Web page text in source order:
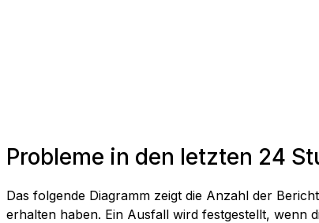
Probleme in den letzten 24
Das folgende Diagramm zeigt die Anzahl der
erhalten haben. Ein Ausfall wird festgestellt, wenn